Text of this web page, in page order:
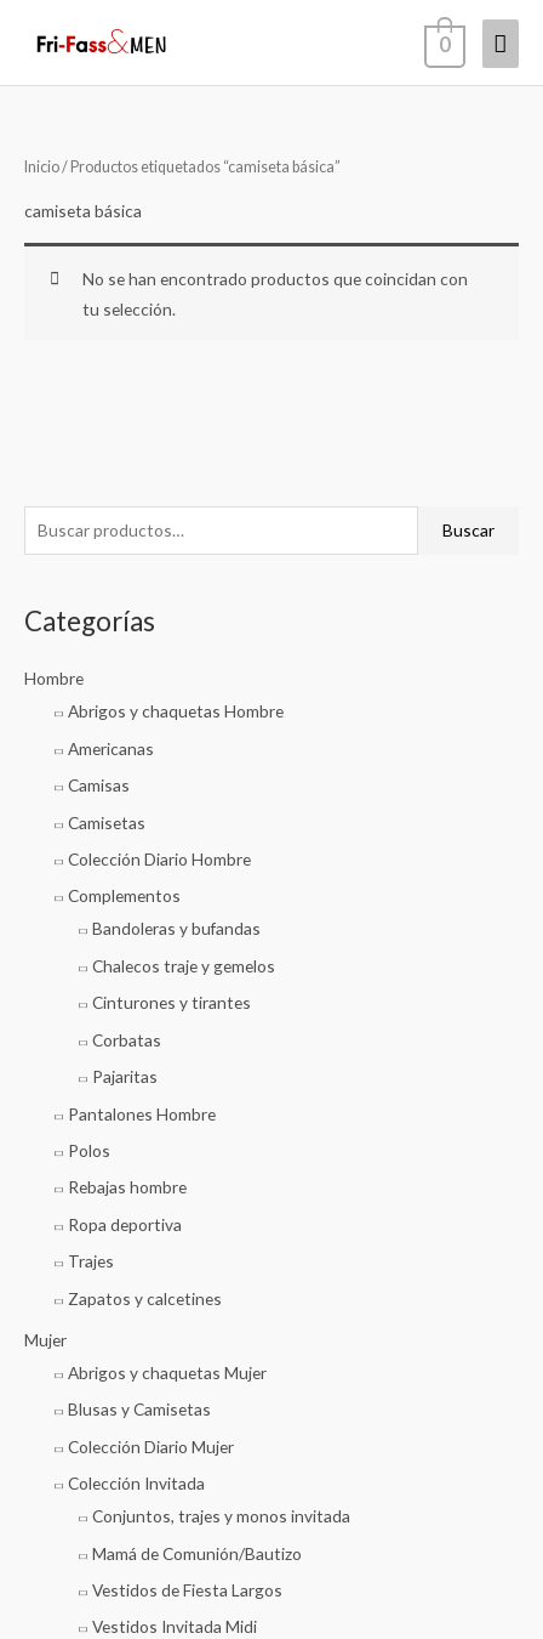
0
u
c
r
Buscar
Categorías
Hombre
Abrigos y chaquetas Hombre
Americanas
Camisas
Camisetas
Colección Diario Hombre
Complementos
Bandoleras y bufandas
Chalecos traje y gemelos
Cinturones y tirantes
Corbatas
Pajaritas
Pantalones Hombre
Polos
Rebajas hombre
Ropa deportiva
Trajes
Zapatos y calcetines
Mujer
Abrigos y chaquetas Mujer
Blusas y Camisetas
Colección Diario Mujer
Colección Invitada
Conjuntos, trajes y monos invitada
Mamá de Comunión/Bautizo
Vestidos de Fiesta Largos
Vestidos Invitada Midi
Inicio/ Productos etiquetados “camiseta básica”
camiseta básica
No se han encontrado productos que coincidan con
tu selección.